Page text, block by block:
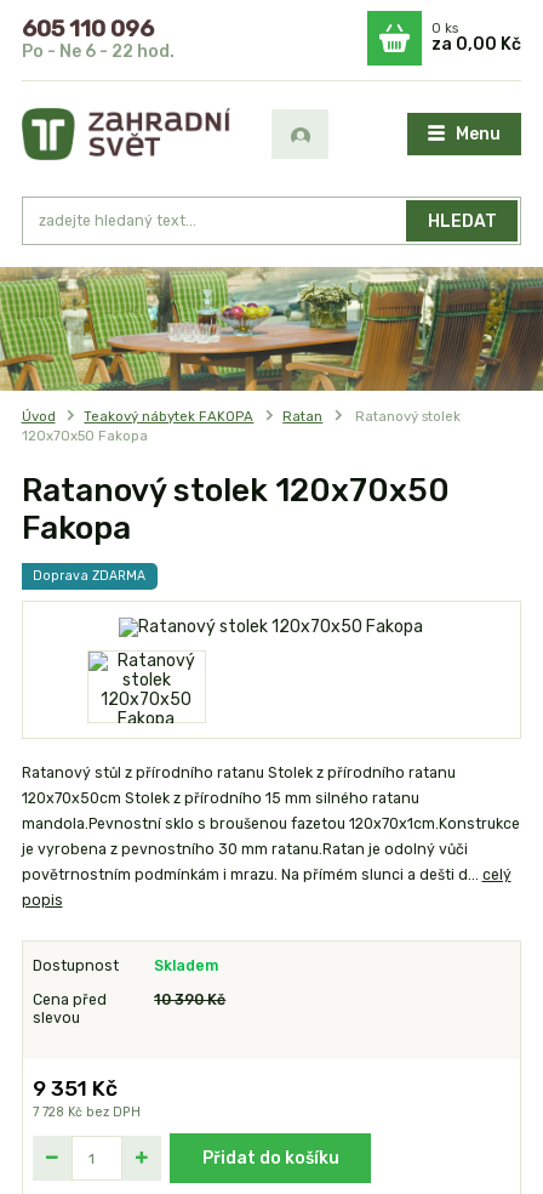
Menu
HLEDAT
605 110 096
Po - Ne 6 - 22 hod.
0ks
za 0,00 Kč
Úvod Teakový nábytek FAKOPA Ratan
Ratanový stolek
120x70x50 Fakopa
Ratanový stolek 120x70x50
Fakopa
Doprava ZDARMA
Ratanový stůl z přírodního ratanu Stolek z přírodního ratanu
120x70x50cm Stolek z přírodního 15 mm silného ratanu
mandola.Pevnostní sklo s broušenou fazetou 120x70x1cm.Konstrukce
je vyrobena z pevnostního 30 mm ratanu.Ratan je odolný vůči
povětrnostním podmínkám i mrazu. Na přímém slunci a dešti d... celý
popis
Dostupnost Skladem
Cena před
slevou
10 390 Kč
9 351 Kč
7 728 Kč bez DPH
Přidat do košíku